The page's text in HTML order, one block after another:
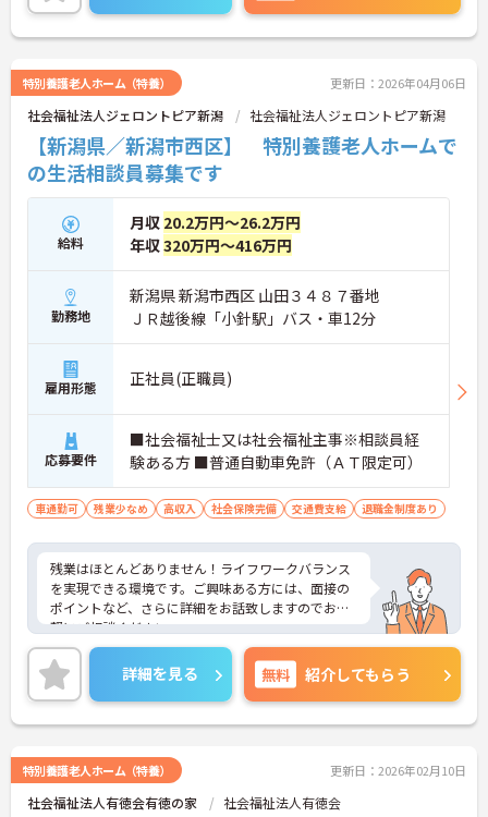
特別養護老人ホーム（特養） 更新日：2026年04月06日
社会福祉法人ジェロントピア新潟 社会福祉法人ジェロントピア新潟
【新潟県／新潟市西区】 特別養護老人ホームで
の生活相談員募集です
給料
月収 20.2万円～26.2万円
年収320万円～416万円
勤務地
新潟県 新潟市西区 山田３４８７番地
ＪＲ越後線「小針駅」バス・車12分
雇用形態 正社員(正職員)
応募要件
■社会福祉士又は社会福祉主事※相談員経
験ある方 ■普通自動車免許（ＡＴ限定可）
車通勤可 残業少なめ 高収入 社会保険完備 交通費支給 退職金制度あり
残業はほとんどありません！ライフワークバランス
を実現できる環境です。ご興味ある方には、面接の
ポイントなど、さらに詳細をお話致しますのでお気
軽にご相談ください。
詳細を見る 無料 紹介してもらう
特別養護老人ホーム（特養） 更新日：2026年02月10日
社会福祉法人有徳会有徳の家 社会福祉法人有徳会